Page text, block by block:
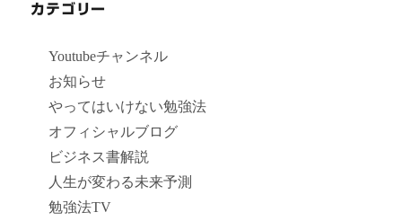
カテゴリー
Youtubeチャンネル
お知らせ
やってはいけない勉強法
オフィシャルブログ
ビジネス書解説
人生が変わる未来予測
勉強法TV